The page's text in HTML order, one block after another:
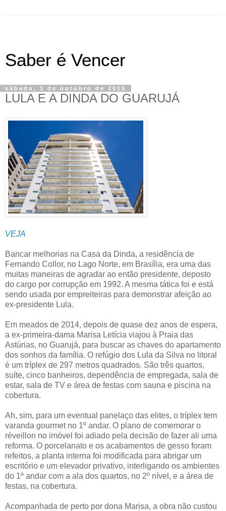
Saber é Vencer
sábado, 3 de outubro de 2015
LULA E A DINDA DO GUARUJÁ
VEJA
Bancar melhorias na Casa da Dinda, a residência de
Fernando Collor, no Lago Norte, em Brasília, era uma das
muitas maneiras de agradar ao então presidente, deposto
do cargo por corrupção em 1992. A mesma tática foi e está
sendo usada por empreiteiras para demonstrar afeição ao
ex-presidente Lula.
Em meados de 2014, depois de quase dez anos de espera,
a ex-primeira-­dama Marisa Letícia viajou à Praia das
Astúrias, no Guarujá, para buscar as chaves do apartamento
dos sonhos da família. O refúgio dos Lula da Silva no litoral
é um tríplex de 297 metros quadrados. São três quartos,
suíte, cinco banheiros, dependência de empregada, sala de
estar, sala de TV e área de festas com sauna e piscina na
cobertura.
Ah, sim, para um eventual panelaço das elites, o tríplex tem
varanda gourmet no 1º andar. O plano de comemorar o
réveillon no imóvel foi adiado pela decisão de fazer ali uma
reforma. O porcelanato e os acabamentos de gesso foram
refeitos, a planta interna foi modificada para abrigar um
escritório e um elevador privativo, interligando os ambientes
do 1º andar com a ala dos quartos, no 2º nível, e a área de
festas, na cobertura.
Acompanhada de perto por dona Marisa, a obra não custou